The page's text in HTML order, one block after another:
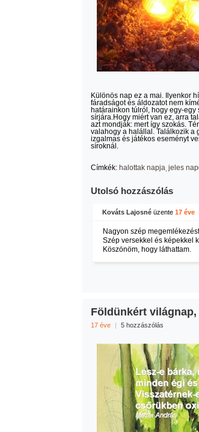
Különös nap ez a mai. Ilyenkor
fáradságot és áldozatot nem
határainkon túlról, hogy egy-
sírjára.Hogy miért van ez, arra
azt mondják: mert így szokás.
valahogy a halállal. Találkozik a
izgalmas és játékos eseményt
síroknál.
Címkék: halottak napja jeles
Utolsó hozzászólás
Kováts Lajosnéüzente 17 éve
Nagyon szép
Szép versekkel és képekkel
Köszönöm, hogy láthattam.
Földünkért
17 éve 5 hozzászólás